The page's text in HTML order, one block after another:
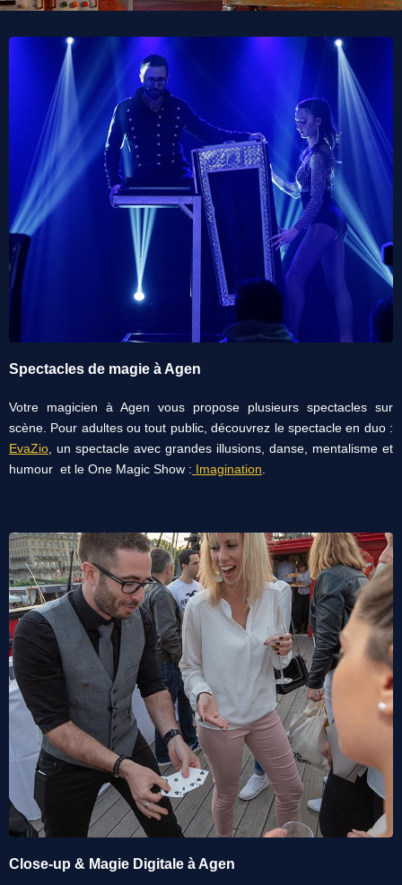
Spectacles de magie à Agen
Votre magicien à Agen vous propose plusieurs spectacles sur
scène. Pour adultes ou tout public, découvrez le spectacle en duo :
EvaZio , un spectacle avec grandes illusions, danse, mentalisme et
humour et le One Magic Show : Imagination
Close-up & Magie Digitale à Agen